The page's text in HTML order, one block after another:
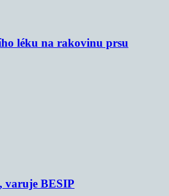
léku na rakovinu prsu
varuje BESIP